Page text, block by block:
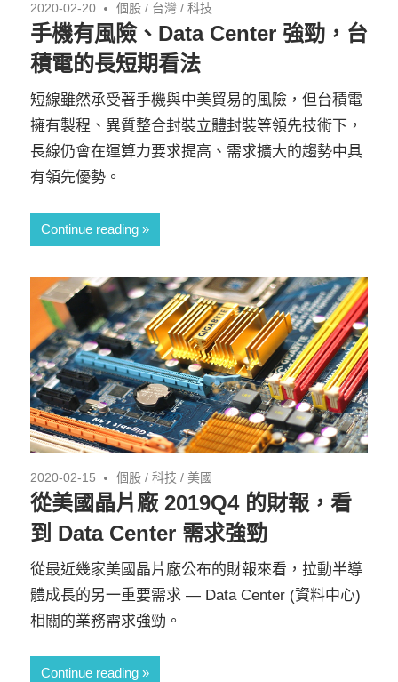
2020-02-20 個股 / 台灣 /科技
手機有風險、Data Center 強勁，台
積電的長短期看法
短線雖然承受著手機與中美貿易的風險，但台積電
擁有製程、異質整合封裝立體封裝等領先技術下，
長線仍會在運算力要求提高、需求擴大的趨勢中具
有領先優勢。
Continue reading
2020-02-15 個股 /科技 /美國
從美國晶片廠 2019Q4 的財報，看
到 Data Center 需求強勁
從最近幾家美國晶片廠公布的財報來看，拉動半導
體成長的另一重要需求 — Data Center (資料中心)
相關的業務需求強勁。
Continue reading